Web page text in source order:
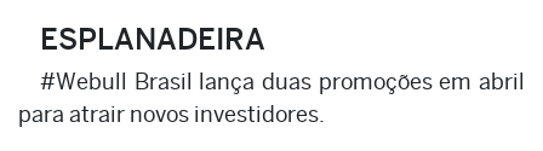
ESPLANADEIRA
#Webull Brasil lança duas promoções em abril
para atrair novos investidores.